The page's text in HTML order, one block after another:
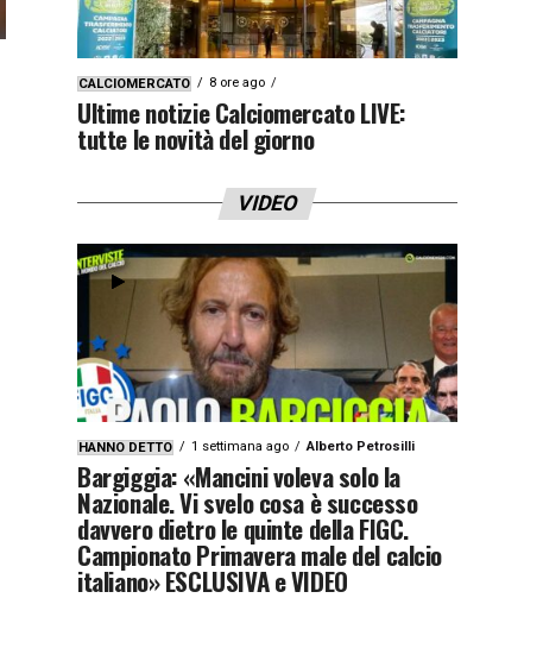
CALCIOMERCATO 8 ore ago
Ultime notizie Calciomercato LIVE:
tutte le novità del giorno
VIDEO
HANNO DETTO 1 settimana ago Alberto Petrosilli
Bargiggia: «Mancini voleva solo la
Nazionale. Vi svelo cosa è successo
davvero dietro le quinte della FIGC.
Campionato Primavera male del calcio
italiano» ESCLUSIVA e VIDEO